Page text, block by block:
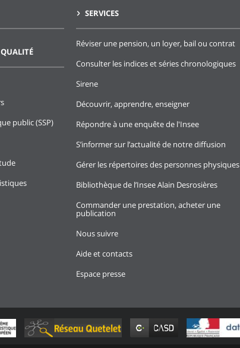
public (SSP)
SERVICES
Réviser une pension, un loyer, bail ou contrat
Consulter les indices et séries chronologiques
Sirene
Découvrir, apprendre, enseigner
Répondre à une enquête de l'Insee
S’informer sur l’actualité de notre diffusion
Gérer les répertoires des personnes physiques
Bibliothèque de l’Insee Alain Desrosières
Commander une prestation, acheter une
publication
Nous suivre
Aide et contacts
Espace presse